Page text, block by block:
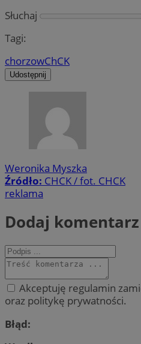
Słuchaj
Tagi:
chorzowChCK
Udostępnij
Weronika Myszka
Źródło: CHCK / fot. CHCK
reklama
Dodaj komentarz
Akceptuję regulamin
oraz politykę prywatności.
Błąd: